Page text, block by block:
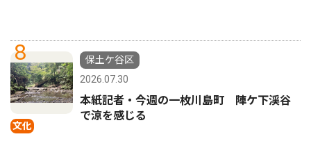
8
文化
保土ケ谷区
2026.07.30
本紙記者・今週の一枚川島町 陣ケ下渓谷
で涼を感じる